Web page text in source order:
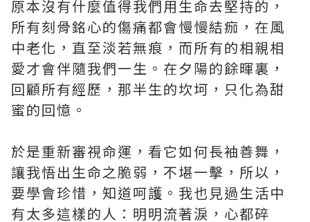
原本沒有什麼值得我們用生命去堅持的，
所有刻骨銘心的傷痛都會慢慢結痂，在風
中老化，直至淡若無痕，而所有的相親相
愛才會伴隨我們一生。在夕陽的餘暉裏，
回顧所有經歷，那半生的坎坷，只化為甜
蜜的回憶。
於是重新審視命運，看它如何長袖善舞，
讓我悟出生命之脆弱，不堪一擊，所以，
要學會珍惜，知道呵護。我也見過生活中
有太多這樣的人：明明流著淚，心都碎